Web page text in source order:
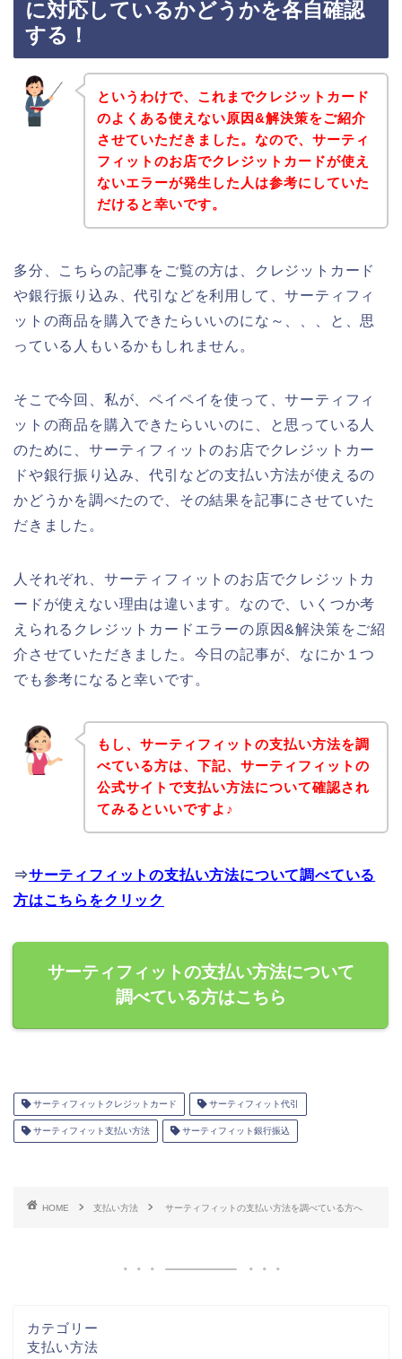
に対応しているかどうかを各自確認
する！
というわけで、これまでクレジットカード
のよくある使えない原因&解決策をご紹介
させていただきました。なので、サーティ
フィットのお店でクレジットカードが使え
ないエラーが発生した人は参考にしていた
だけると幸いです。
多分、こちらの記事をご覧の方は、クレジットカード
や銀行振り込み、代引などを利用して、サーティフィ
ットの商品を購入できたらいいのにな～、、、と、思
っている人もいるかもしれません。
そこで今回、私が、ペイペイを使って、サーティフィ
ットの商品を購入できたらいいのに、と思っている人
のために、サーティフィットのお店でクレジットカー
ドや銀行振り込み、代引などの支払い方法が使えるの
かどうかを調べたので、その結果を記事にさせていた
だきました。
人それぞれ、サーティフィットのお店でクレジットカ
ードが使えない理由は違います。なので、いくつか考
えられるクレジットカードエラーの原因&解決策をご紹
介させていただきました。今日の記事が、なにか１つ
でも参考になると幸いです。
もし、サーティフィットの支払い方法を調
べている方は、下記、サーティフィットの
公式サイトで支払い方法について確認され
てみるといいですよ♪
⇒サーティフィットの支払い方法について調べている
方はこちらをクリック
サーティフィットの支払い方法について
調べている方はこちら
サーティフィットクレジットカード サーティフィット代引
サーティフィット支払い方法 サーティフィット銀行振込
HOME 支払い方法 サーティフィットの支払い方法を調べている方へ
カテゴリー
支払い方法